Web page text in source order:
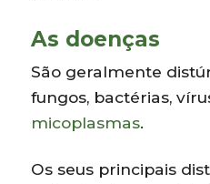
As doenças
São geralmente
fungos, bactérias,
micoplasmas.
Os seus principais